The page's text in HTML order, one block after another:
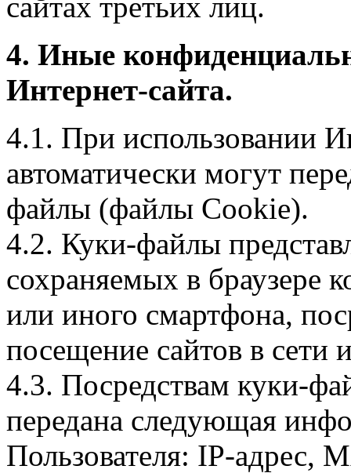
4. Иные
Интернет-сайта.
4.1. При использовании
автоматически могут
файлы (файлы Cookie).
4.2. Куки-файлы
сохраняемых в браузере
или иного смартфона,
посещение сайтов в сети
4.3. Посредствам куки-
передана следующая
Пользователя: IP-адрес,